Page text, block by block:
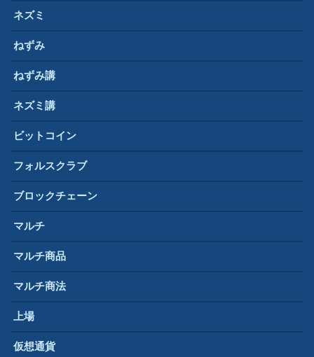
ネズミ
ねずみ
ねずみ講
ネズミ講
ビットコイン
フォルスクラブ
ブロックチェーン
マルチ
マルチ商品
マルチ商法
上場
仮想通貨